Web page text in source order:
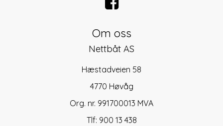
Om oss
Nettbåt AS
Hæstadveien 58
4770 Høvåg
Org. nr. 991700013 MVA
Tlf: 900 13 438